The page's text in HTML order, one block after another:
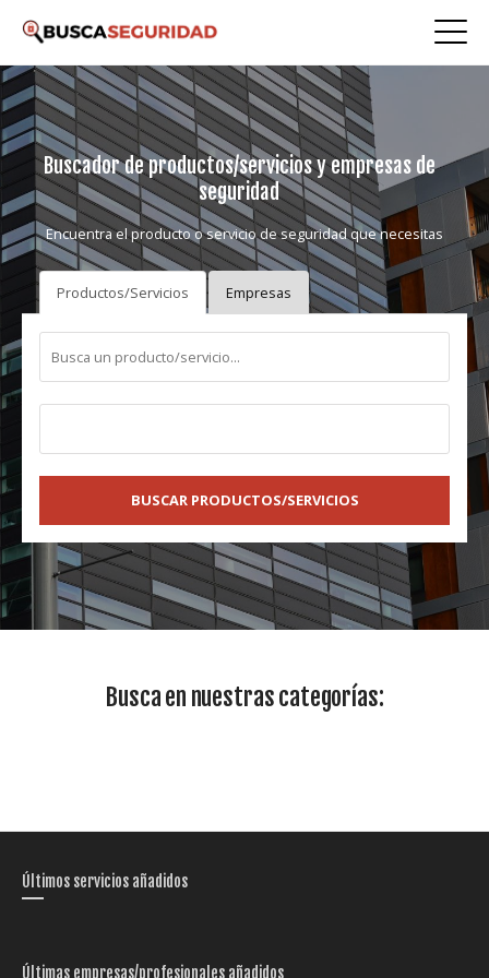
Buscador de productos/servicios y empresas de
seguridad
Encuentra el producto o servicio de seguridad que necesitas
Productos/Servicios Empresas
BUSCAR PRODUCTOS/SERVICIOS
Busca en nuestras categorías:
Últimos servicios añadidos
Últimas empresas/profesionales añadidos